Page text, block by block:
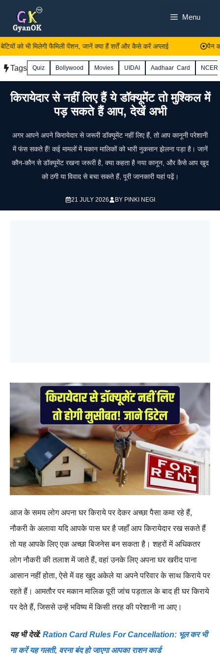
content
Menu
को भी मिलेगी फैमिली पेंशन, जानें क्या हैं शर्तें और कैसे करें अप्लाई पैन
Tags Quiz Bollywood Movies UIDAI Aadhaar Card
किरायेदार से नहीं लिए हैं ये डॉक्यूमेंट तो मुश्किल में
पड़ सकते हैं आप, देखें अभी
अगर आपने अपने किरायेदार से जरूरी डॉक्यूमेंट नहीं लिए हैं, तो आप कानूनी परेशानी
में फंस सकते हैं! कई मामलों में मकान मालिकों को भारी नुकसान झेलना पड़ा है। जानें
कौन-कौन से डॉक्यूमेंट रखना जरूरी है, क्या कहता है नया कानून, और कैसे आप खुद
को ठगी या विवाद से बचा सकते हैं, पूरी जानकारी यहां पढ़ें।
21 JULY 2026 BY PINKI NEGI
आज के समय लोग अपना घर किराये पर देकर अच्छा पैसा कमा रहे हैं,
नौकरी के अलावा यदि आपके पास घर है जहाँ आप किरायेदार रख सकते हैं
तो यह आपके लिए एक अच्छा बिजनेस बन सकता है। शहरों में अधिकतर
लोग नौकरी की तलाश में जाते हैं, वहां उनके लिए अपना घर खरीद पाना
आसान नहीं होता, ऐसे में वह खुद अकेले या अपने परिवार के साथ किराये पर
रहते हैं। आमतौर पर मकान मालिक पूरी जांच पड़ताल के बाद ही घर किराये
पर देते हैं, जिससे उन्हें भविष्य में किसी तरह की परेशानी ना आए।
यह भी देखें: Ration Card Rules For Cancellation: भूल कर भी
ना करें यह गलती, वरना बंद हो जाएगा आपका राशन कार्ड